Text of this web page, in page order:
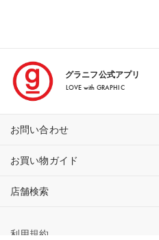
グラニフ公式アプリ
LOVE with GRAPHIC
お問い合わせ
お買い物ガイド
店舗検索
利用規約